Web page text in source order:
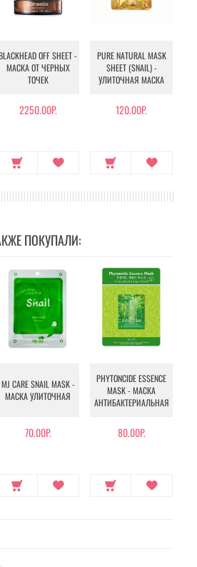
OFF SHEET -
МАСКА ОТ ЧЕРНЫХ
ТОЧЕК
2250.00Р.
PURE NATURAL MASK
SHEET (SNAIL) -
УЛИТОЧНАЯ МАСКА
120.00Р.
ПОКУПАЛИ:
MJ CARE SNAIL MASK -
МАСКА УЛИТОЧНАЯ
70.00Р.
PHYTONCIDE ESSENCE
MASK - МАСКА
АНТИБАКТЕРИАЛЬНАЯ
80.00Р.